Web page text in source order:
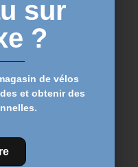
sur
?
de vélos
et obtenir des